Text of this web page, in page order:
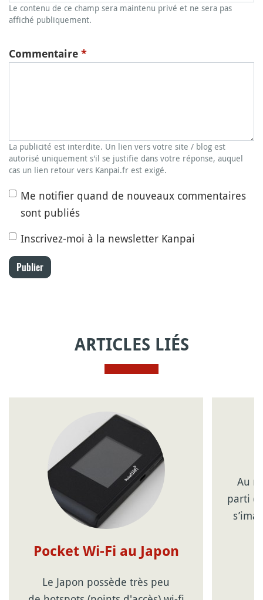
Le contenu de ce champ sera maintenu privé et ne sera pas
affiché publiquement.
Commentaire *
La publicité est interdite. Un lien vers votre site / blog est
autorisé uniquement s'il se justifie dans votre réponse, auquel
cas un lien retour vers Kanpai.fr est exigé.
Me notifier quand de nouveaux commentaires
sont publiés
Inscrivez-moi à la newsletter Kanpai
Publier
ARTICLES LIÉS
Pocket Wi-Fi au Japon
Le Japon possède très peu
Au
parti